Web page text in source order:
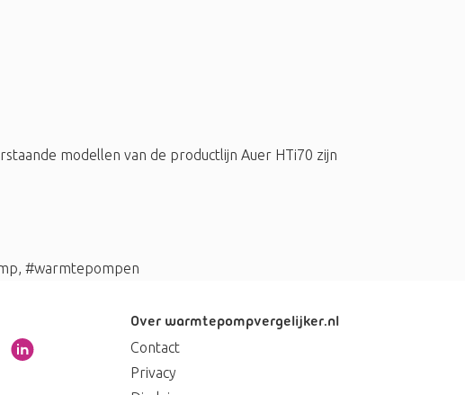
modellen van de productlijn Auer HTi70 zijn
, #warmtepompen
Over warmtepompvergelijker.nl
Contact
Privacy